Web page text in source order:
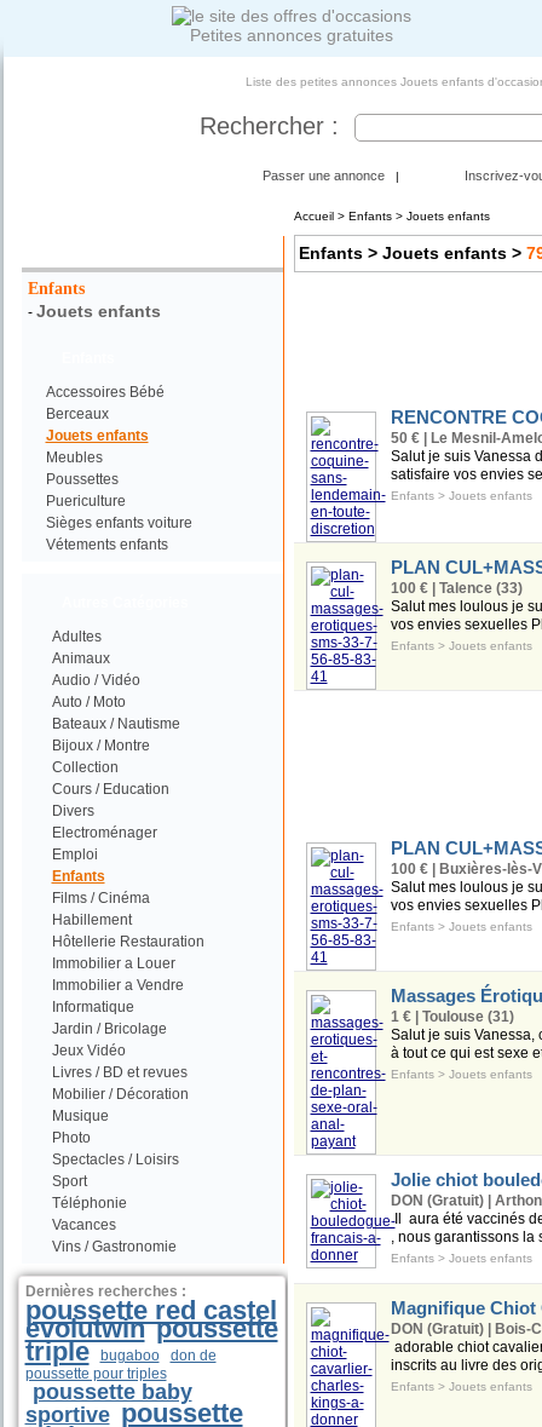
Petites annonces gratuites
Liste des petites annonces Jouets enfants
Rechercher :
Passer une annonce | Inscrivez-
Enfants
- Jouets enfants
Accessoires Bébé
Berceaux
Jouets enfants
Meubles
Poussettes
Puericulture
Sièges enfants voiture
Vétements enfants
Adultes
Animaux
Audio / Vidéo
Auto / Moto
Bateaux / Nautisme
Bijoux / Montre
Collection
Cours / Education
Divers
Electroménager
Emploi
Enfants
Films / Cinéma
Habillement
Hôtellerie Restauration
Immobilier a Louer
Immobilier a Vendre
Informatique
Jardin / Bricolage
Jeux Vidéo
Livres / BD et revues
Mobilier / Décoration
Musique
Photo
Spectacles / Loisirs
Sport
Téléphonie
Vacances
Vins / Gastronomie
Dernières recherches :
poussette red castel
evolutwin poussette
triple bugaboo
don de
poussette pour triples
poussette baby
sportive poussette
Accueil> Enfants> Jouets enfants
Enfants> Jouets enfants>
RENCONTRE
50 € | Le Mesnil-
Salut je suis Vanessa
satisfaire vos envies
Enfants> Jouets enfants
PLAN
100 € | Talence (33)
Salut mes loulous je
vos envies sexuelles
Enfants> Jouets enfants
PLAN
100 € | Buxières-lès-
Salut mes loulous je
vos envies sexuelles
Enfants> Jouets enfants
Massages
1 € | Toulouse (31)
Salut je suis Vanessa,
à tout ce qui est sexe
Enfants> Jouets enfants
Jolie chiot
DON (Gratuit) |
Il aura été vaccinés
, nous garantissons la
Enfants> Jouets enfants
Magnifique Chiot
DON (Gratuit) | Bois-
adorable chiot
inscrits au livre des
Enfants> Jouets enfants